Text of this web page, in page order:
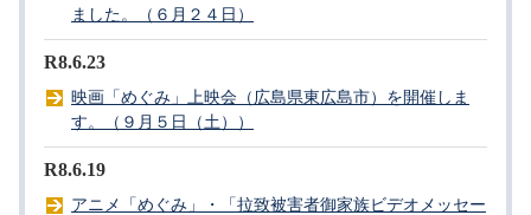
ました。（６月２４日）
R8.6.23
映画「めぐみ」上映会（広島県東広島市）を開催しま
す。（９月５日（土））
R8.6.19
アニメ「めぐみ」・「拉致被害者御家族ビデオメッセー